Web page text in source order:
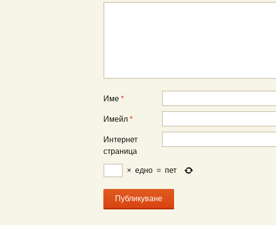
Име *
Имейл *
Интернет
страница
× едно = пет